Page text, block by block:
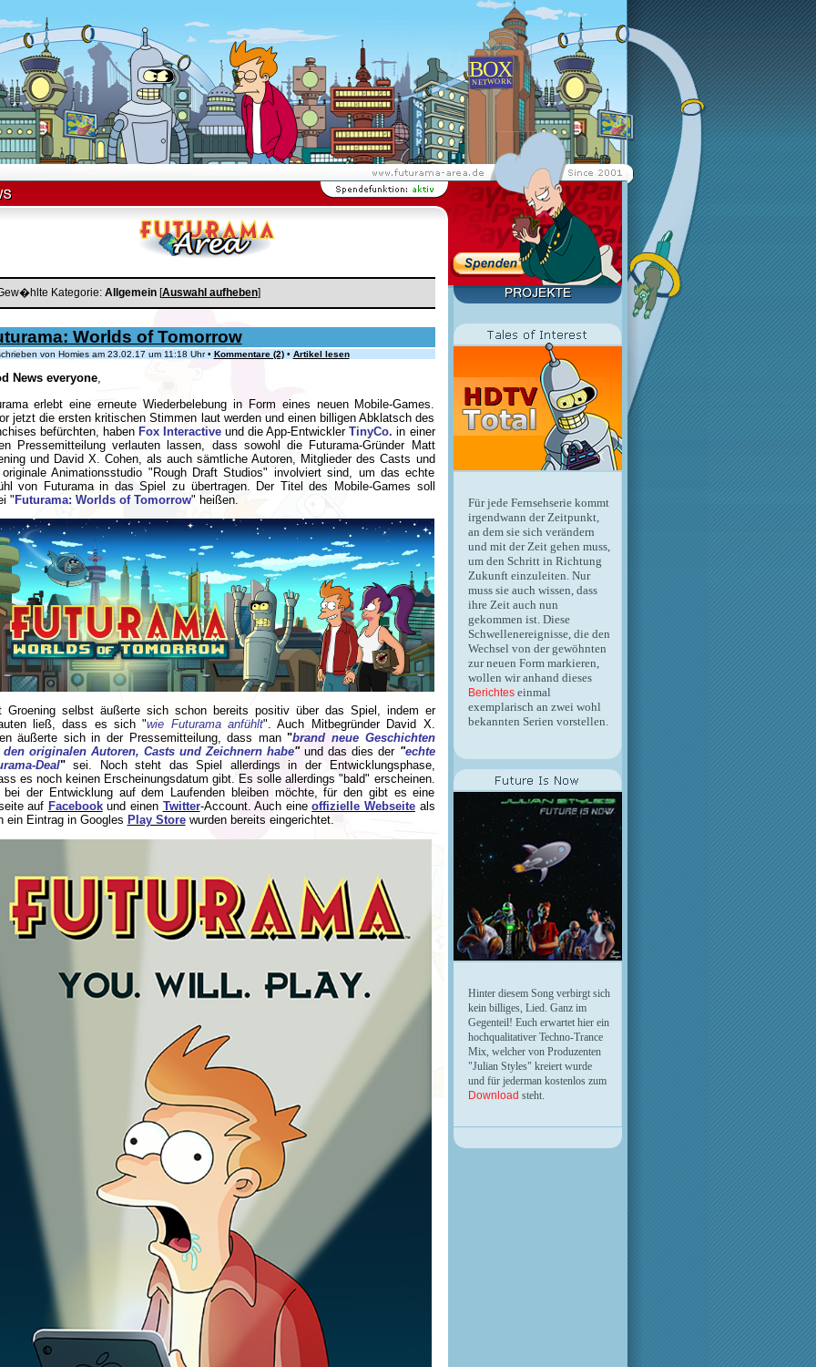
Kategorie: Allgemein[Auswahl aufheben]
Worlds of Tomorrow
von Homies am 23.02.17 um 11:18 Uhr • Kommentare (2)• Artikel lesen
News everyone,
erlebt eine erneute Wiederbelebung in Form eines neuen Mobile-Games.
jetzt die ersten kritischen Stimmen laut werden und einen billigen Abklatsch des
befürchten, haben Fox Interactiveund die App-EntwicklerTinyCo. in einer
Pressemitteilung verlauten lassen, dass sowohl die Futurama-Gründer Matt
und David X. Cohen, als auch sämtliche Autoren, Mitglieder des Casts und
Animationsstudio "Rough Draft Studios" involviert sind, um das echte
von Futurama in das Spiel zu übertragen. Der Titel des Mobile-Games soll
"Futurama: Worlds of Tomorrow" heißen.
Groening selbst äußerte sich schon bereits positiv über das Spiel, indem er
ließ, dass es sich "wie Futurama anfühlt". Auch Mitbegründer David X.
äußerte sich in der Pressemitteilung, dass man"brand neue Geschichten
originalen Autoren, Casts und Zeichnern habe"und das dies der"echte
Deal"sei. Noch steht das Spiel allerdings in der Entwicklungsphase,
es noch keinen Erscheinungsdatum gibt. Es solle allerdings "bald" erscheinen.
bei der Entwicklung auf dem Laufenden bleiben möchte, für den gibt es eine
auf Facebookund einen Twitter-Account. Auch eineoffizielle Webseiteals
ein Eintrag in Googles Play Storewurden bereits eingerichtet.
Für jede Fernsehserie kommt
irgendwann der Zeitpunkt,
an dem sie sich verändern
und mit der Zeit gehen muss,
um den Schritt in Richtung
Zukunft einzuleiten. Nur
muss sie auch wissen, dass
ihre Zeit auch nun
gekommen ist. Diese
Schwellenereignisse, die den
Wechsel von der gewöhnten
zur neuen Form markieren,
wollen wir anhand dieses
Berichteseinmal
exemplarisch an zwei wohl
bekannten Serien vorstellen.
Hinter diesem Song verbirgt sich
kein billiges, Lied. Ganz im
Gegenteil! Euch erwartet hier ein
hochqualitativer Techno-Trance
Mix, welcher von Produzenten
"Julian Styles" kreiert wurde
und für jederman kostenlos zum
Download steht.